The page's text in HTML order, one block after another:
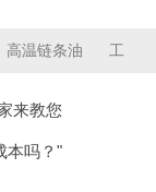
高温链条油 工
来教您
本吗？"